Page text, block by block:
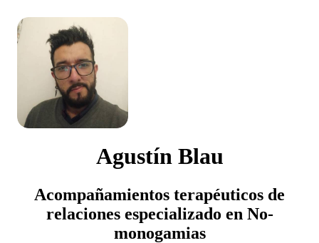
Agustín Blau
Acompañamientos terapéuticos de
relaciones especializado en No-
monogamias